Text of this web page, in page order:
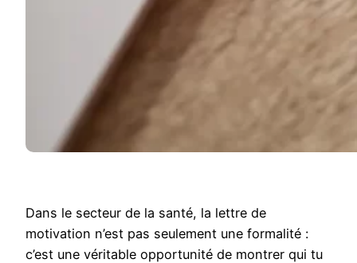
Dans le secteur de la santé, la lettre de
motivation n’est pas seulement une formalité :
c’est une véritable opportunité de montrer qui tu